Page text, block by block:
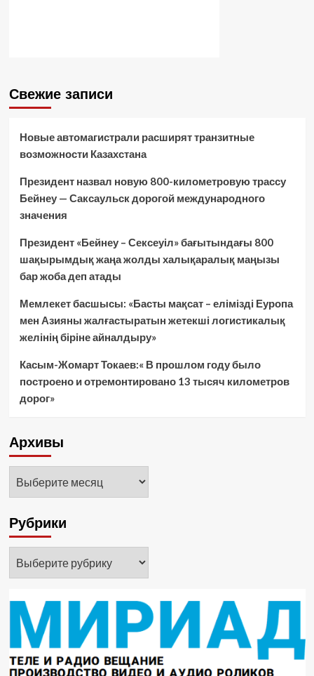
Свежие записи
Новые автомагистрали расширят транзитные
возможности Казахстана
Президент назвал новую 800-километровую трассу
Бейнеу — Саксаульск дорогой международного
значения
Президент «Бейнеу – Сексеуіл» бағытындағы 800
шақырымдық жаңа жолды халықаралық маңызы
бар жоба деп атады
Мемлекет басшысы: «Басты мақсат – елімізді Еуропа
мен Азияны жалғастыратын жетекші логистикалық
желінің біріне айналдыру»
Касым-Жомарт Токаев:« В прошлом году было
построено и отремонтировано 13 тысяч километров
дорог»
Архивы
Рубрики